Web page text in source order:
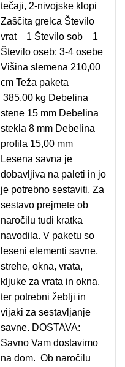
tečaji, 2-nivojske klopi
Zaščita grelca Število
vrat 1 Število sob 1
Število oseb: 3-4 osebe
Višina slemena 210,00
cm Teža paketa
385,00 kg Debelina
stene 15 mm Debelina
stekla 8 mm Debelina
profila 15,00 mm
Lesena savna je
dobavljiva na paleti in jo
je potrebno sestaviti. Za
sestavo prejmete ob
naročilu tudi kratka
navodila. V paketu so
leseni elementi savne,
strehe, okna, vrata,
kljuke za vrata in okna,
ter potrebni žeblji in
vijaki za sestavljanje
savne. DOSTAVA:
Savno Vam dostavimo
na dom. Ob naročilu